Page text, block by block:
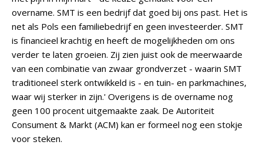
overname. SMT is een bedrijf dat goed bij ons past. Het is
net als Pols een familiebedrijf en geen investeerder. SMT
is financieel krachtig en heeft de mogelijkheden om ons
verder te laten groeien. Zij zien juist ook de meerwaarde
van een combinatie van zwaar grondverzet - waarin SMT
traditioneel sterk ontwikkeld is - en tuin- en parkmachines,
waar wij sterker in zijn.' Overigens is de overname nog
geen 100 procent uitgemaakte zaak. De Autoriteit
Consument & Markt (ACM) kan er formeel nog een stokje
voor steken.